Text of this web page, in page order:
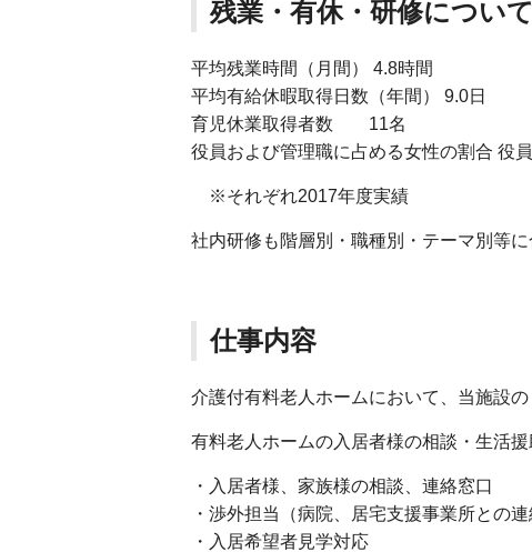
残業・有休・研修について
平均残業時間（月間） 4.8時間
平均有給休暇取得日数（年間） 9.0日
育児休業取得者数 11名
役員および管理職に占める女性の割合 役
※それぞれ2017年度実績
社内研修も階層別・職種別・テーマ別等
仕事内容
介護付有料老人ホームにおいて、当施設の
有料老人ホームの入居者様の相談・生活
・入居者様、家族様の相談、連絡窓口
・渉外担当（病院、居宅支援事業所との
・入居希望者見学対応